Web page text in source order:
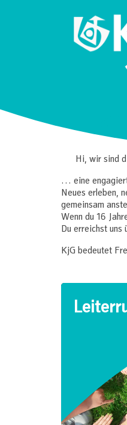
Hi, wir sind
… eine
Neues erleben,
gemeinsam
Wenn du 16
Du erreichst
KjG bedeutet